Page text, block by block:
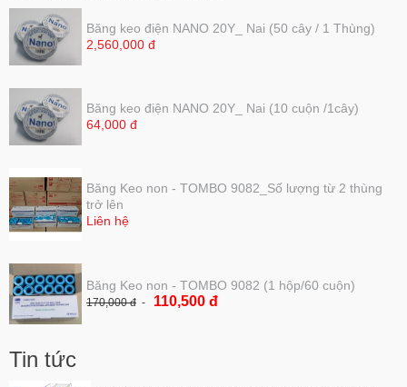
Băng keo điện NANO 20Y_ Nai (50 cây / 1 Thùng)
2,560,000 đ
Băng keo điện NANO 20Y_ Nai (10 cuộn /1cây)
64,000 đ
Băng Keo non - TOMBO 9082_Số lượng từ 2 thùng
trở lên
Liên hệ
Băng Keo non - TOMBO 9082 (1 hộp/60 cuộn)
170,000 đ 110,500 đ
Tin tức